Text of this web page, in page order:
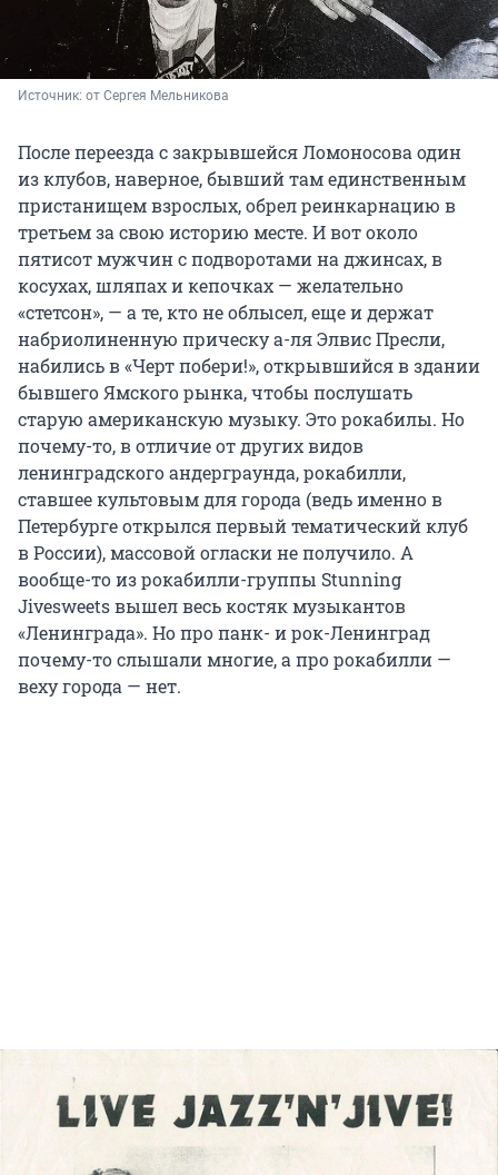
Источник: от Сергея Мельникова
После переезда с закрывшейся Ломоносова один
из клубов, наверное, бывший там единственным
пристанищем взрослых, обрел реинкарнацию в
третьем за свою историю месте. И вот около
пятисот мужчин с подворотами на джинсах, в
косухах, шляпах и кепочках — желательно
«стетсон», — а те, кто не облысел, еще и держат
набриолиненную прическу а-ля Элвис Пресли,
набились в «Черт побери!», открывшийся в здании
бывшего Ямского рынка, чтобы послушать
старую американскую музыку. Это рокабилы. Но
почему-то, в отличие от других видов
ленинградского андерграунда, рокабилли,
ставшее культовым для города (ведь именно в
Петербурге открылся первый тематический клуб
в России), массовой огласки не получило. А
вообще-то из рокабилли-группы Stunning
Jivesweets вышел весь костяк музыкантов
«Ленинграда». Но про панк- и рок-Ленинград
почему-то слышали многие, а про рокабилли —
веху города — нет.